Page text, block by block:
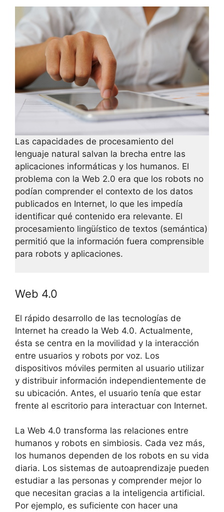
Las capacidades de procesamiento del
lenguaje natural salvan la brecha entre las
aplicaciones informáticas y los humanos. El
problema con la Web 2.0 era que los robots no
podían comprender el contexto de los datos
publicados en Internet, lo que les impedía
identificar qué contenido era relevante. El
procesamiento lingüístico de textos (semántica)
permitió que la información fuera comprensible
para robots y aplicaciones.
Web 4.0
El rápido desarrollo de las tecnologías de
Internet ha creado la Web 4.0. Actualmente,
ésta se centra en la movilidad y la interacción
entre usuarios y robots por voz. Los
dispositivos móviles permiten al usuario utilizar
y distribuir información independientemente de
su ubicación. Antes, el usuario tenía que estar
frente al escritorio para interactuar con Internet.
La Web 4.0 transforma las relaciones entre
humanos y robots en simbiosis. Cada vez más,
los humanos dependen de los robots en su vida
diaria. Los sistemas de autoaprendizaje pueden
estudiar a las personas y comprender mejor lo
que necesitan gracias a la inteligencia artificial.
Por ejemplo, es suficiente con hacer una